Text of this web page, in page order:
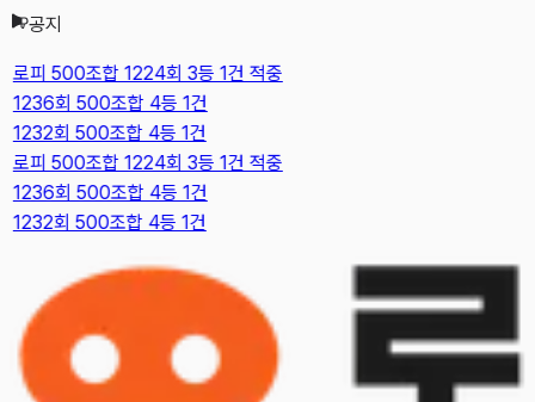
공지
로피 500조합 1224회 3등 1건 적중
1236회 500조합 4등 1건
1232회 500조합 4등 1건
로피 500조합 1224회 3등 1건 적중
1236회 500조합 4등 1건
1232회 500조합 4등 1건